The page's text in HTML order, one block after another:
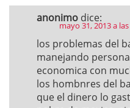
anonimo dice:
mayo 31, 2013 a
los problemas del
manejando
economica con
los hombnres del
que el dinero lo